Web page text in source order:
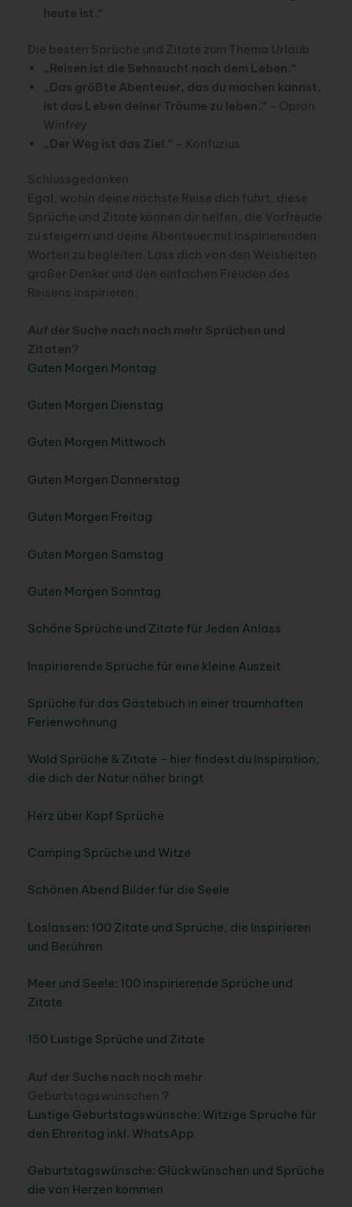
heute ist.“
Die besten Sprüche und Zitate zum Thema Urlaub
„Reisen ist die Sehnsucht nach dem Leben.“
„Das größte Abenteuer, das du machen kannst,
ist das Leben deiner Träume zu leben.“ – Oprah
Winfrey
„Der Weg ist das Ziel.“ – Konfuzius
Schlussgedanken
Egal, wohin deine nächste Reise dich führt, diese
Sprüche und Zitate können dir helfen, die Vorfreude
zu steigern und deine Abenteuer mit inspirierenden
Worten zu begleiten. Lass dich von den Weisheiten
großer Denker und den einfachen Freuden des
Reisens inspirieren.
Auf der Suche nach noch mehr Sprüchen und
Zitaten?
Guten Morgen Montag
Guten Morgen Dienstag
Guten Morgen Mittwoch
Guten Morgen Donnerstag
Guten Morgen Freitag
Guten Morgen Samstag
Guten Morgen Sonntag
Schöne Sprüche und Zitate für Jeden Anlass
Inspirierende Sprüche für eine kleine Auszeit
Sprüche für das Gästebuch in einer traumhaften
Ferienwohnung
Wald Sprüche & Zitate – hier findest du Inspiration,
die dich der Natur näher bringt
Herz über Kopf Sprüche
Camping Sprüche und Witze
Schönen Abend Bilder für die Seele
Loslassen: 100 Zitate und Sprüche, die Inspirieren
und Berühren
Meer und Seele: 100 inspirierende Sprüche und
Zitate
150 Lustige Sprüche und Zitate
Auf der Suche nach noch mehr
Geburtstagswünschen ?
Lustige Geburtstagswünsche: Witzige Sprüche für
den Ehrentag inkl. WhatsApp
Geburtstagswünsche: Glückwünschen und Sprüche
die von Herzen kommen